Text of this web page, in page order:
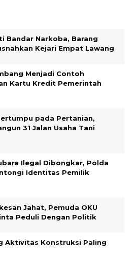
Bandar Narkoba, Barang
Kejari Empat Lawang
Menjadi Contoh
Kartu Kredit Pemerintah
pada Pertanian,
31 Jalan Usaha Tani
Ilegal Dibongkar, Polda
Identitas Pemilik
Jahat, Pemuda OKU
Peduli Dengan Politik
Aktivitas Konstruksi Paling